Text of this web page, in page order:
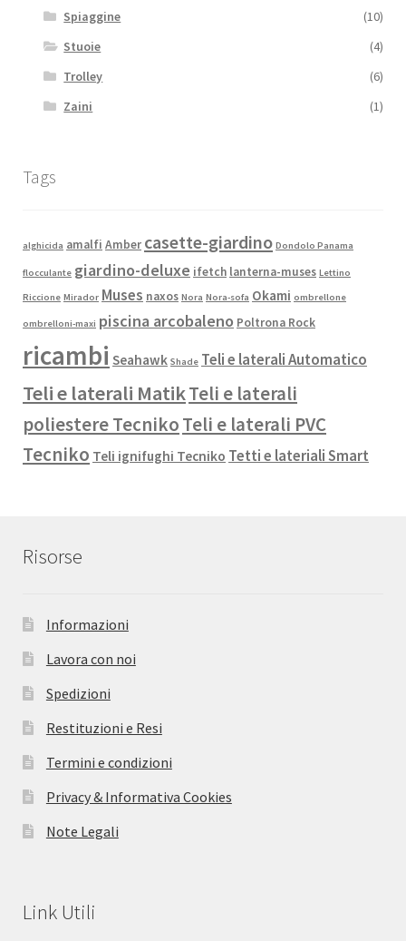
Spiaggine
(10)
Stuoie
(4)
Trolley
(6)
Zaini
(1)
Tags
alghicida amalfi Amber casette-giardino Dondolo Panama
flocculante giardino-deluxe ifetch lanterna-muses Lettino
Riccione Mirador Muses naxos Nora Nora-sofa Okami ombrellone
ombrelloni-maxi piscina arcobaleno Poltrona Rock
ricambi Seahawk Shade Teli e laterali Automatico
Teli e laterali MatikTeli e laterali
poliestere TecnikoTeli e laterali PVC
Tecniko Teli ignifughi Tecniko Tetti e lateriali Smart
Risorse
Informazioni
Lavora con noi
Spedizioni
Restituzioni e Resi
Termini e condizioni
Privacy & Informativa Cookies
Note Legali
Link Utili